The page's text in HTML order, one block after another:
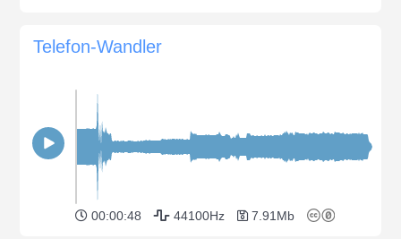
Telefon-Wandler
00:00:48 44100Hz 7.91Mb